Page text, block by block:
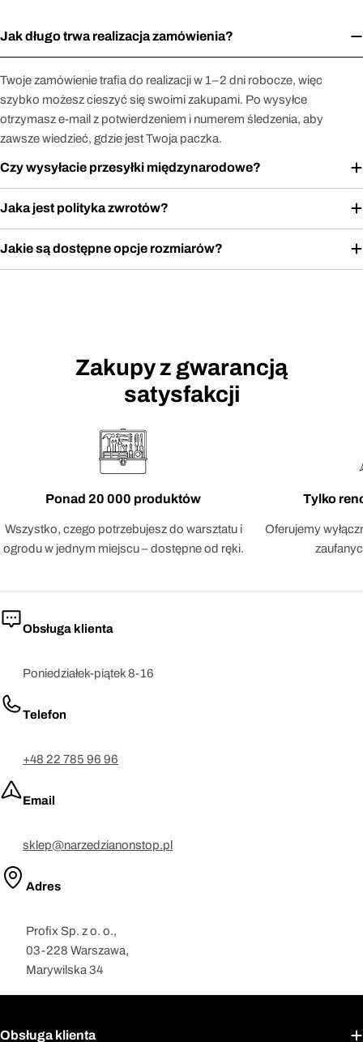
Jak długo trwa realizacja zamówienia?
Twoje zamówienie trafia do realizacji w 1–2 dni robocze, więc
szybko możesz cieszyć się swoimi zakupami. Po wysyłce
otrzymasz e-mail z potwierdzeniem i numerem śledzenia, aby
zawsze wiedzieć, gdzie jest Twoja paczka.
Czy wysyłacie przesyłki międzynarodowe?
Jaka jest polityka zwrotów?
Jakie są dostępne opcje rozmiarów?
Zakupy z gwarancją
satysfakcji
Ponad 20 000 produktów
Wszystko, czego potrzebujesz do warsztatu i
ogrodu w jednym miejscu – dostępne od ręki.
Tylko
Oferujemy
Obsługa klienta
Poniedziałek-piątek 8-16
Telefon
+48 22 785 96 96
Email
sklep@narzedzianonstop.pl
Adres
Profix Sp. z o. o.,
03-228 Warszawa,
Marywilska 34
Obsługa klienta